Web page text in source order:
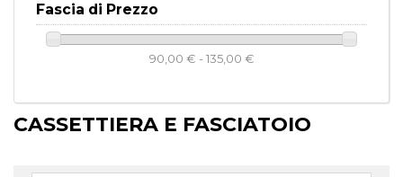
Fascia di Prezzo
90,00 € - 135,00 €
CASSETTIERA E FASCIATOIO